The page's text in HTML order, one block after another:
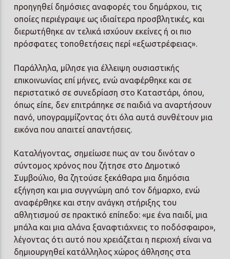
προηγηθεί δημόσιες αναφορές του δημάρχου, τις
οποίες περιέγραψε ως ιδιαίτερα προσβλητικές, και
διερωτήθηκε αν τελικά ισχύουν εκείνες ή οι πιο
πρόσφατες τοποθετήσεις περί «εξωστρέφειας».
Παράλληλα, μίλησε για έλλειψη ουσιαστικής
επικοινωνίας επί μήνες, ενώ αναφέρθηκε και σε
περιστατικό σε συνεδρίαση στο Καταστάρι, όπου,
όπως είπε, δεν επιτράπηκε σε παιδιά να αναρτήσουν
πανό, υπογραμμίζοντας ότι όλα αυτά συνθέτουν μια
εικόνα που απαιτεί απαντήσεις.
Καταλήγοντας, σημείωσε πως αν του δινόταν ο
σύντομος χρόνος που ζήτησε στο Δημοτικό
Συμβούλιο, θα ζητούσε ξεκάθαρα μια δημόσια
εξήγηση και μια συγγνώμη από τον δήμαρχο, ενώ
αναφέρθηκε και στην ανάγκη στήριξης του
αθλητισμού σε πρακτικό επίπεδο: «με ένα παιδί, μια
μπάλα και μια αλάνα ξαναφτιάχνεις το ποδόσφαιρο»,
λέγοντας ότι αυτό που χρειάζεται η περιοχή είναι να
δημιουργηθεί κατάλληλος χώρος άθλησης στα